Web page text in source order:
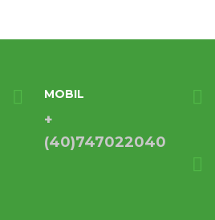
MOBIL
+
(40)747022040